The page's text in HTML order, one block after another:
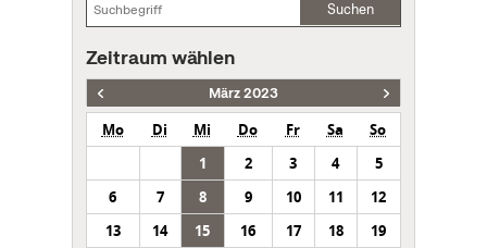
Suchen
Zeitraum wählen
März 2023
Mo Di Mi Do Fr Sa
So
1
2 3 4
5
6
7 8 9 10 11
12
13
14 15 16 17 18
19